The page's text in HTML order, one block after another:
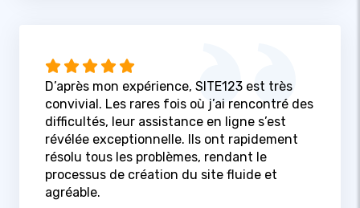
D’après mon expérience, SITE123 est très
convivial. Les rares fois où j’ai rencontré des
difficultés, leur assistance en ligne s’est
révélée exceptionnelle. Ils ont rapidement
résolu tous les problèmes, rendant le
processus de création du site fluide et
agréable.